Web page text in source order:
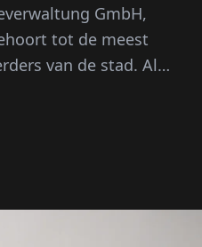
GmbH,
tot de meest
van de stad. Al